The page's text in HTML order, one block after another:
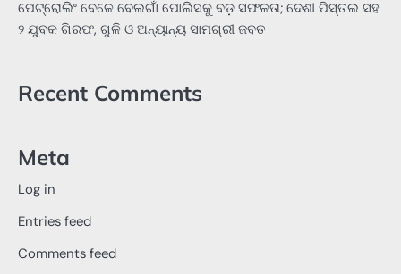
ପେଟ୍ରୋଲିଂ ବେଳେ ବେଲଗାଁ ପୋଲିସକୁ ବଡ଼ ସଫଳତା; ଦେଶୀ ପିସ୍ତଲ ସହ
୨ ଯୁବକ ଗିରଫ, ଗୁଳି ଓ ଅନ୍ୟାନ୍ୟ ସାମଗ୍ରୀ ଜବତ
Recent Comments
Meta
Log in
Entries feed
Comments feed